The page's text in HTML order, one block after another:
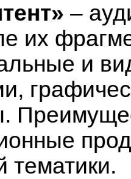
–
их
и
тематики.